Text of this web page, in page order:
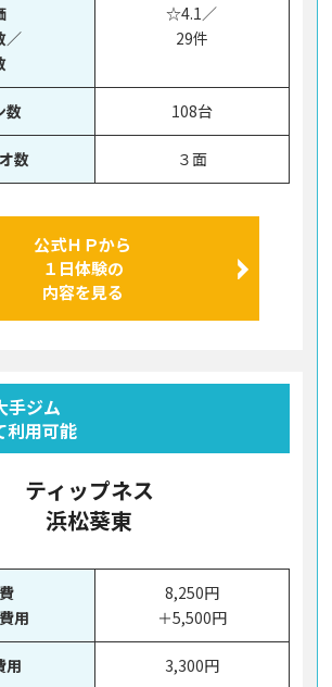
／
☆4.1／
29件
数 108台
数 ３面
公式ＨＰから
１日体験の
内容を見る
手ジム
利用可能
ティップネス
浜松葵東
用
8,250円
＋5,500円
用 3,300円